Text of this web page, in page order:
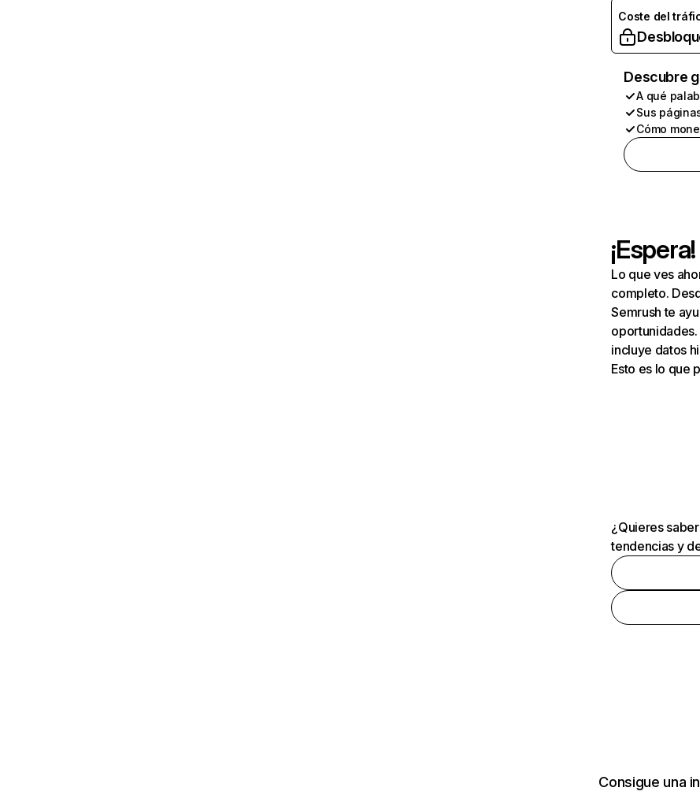
Coste del
Descubre
A qué
Sus
Cómo
Lo que ves
completo.
Semrush te
incluye datos
Esto es lo que
¿Quieres
tendencias y
Consigue una